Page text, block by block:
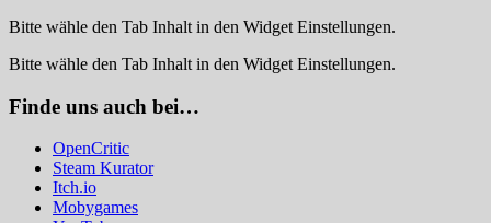
Bitte wähle den Tab Inhalt in den Widget Einstellungen.
Bitte wähle den Tab Inhalt in den Widget Einstellungen.
Finde uns auch bei…
OpenCritic
Steam Kurator
Itch.io
Mobygames